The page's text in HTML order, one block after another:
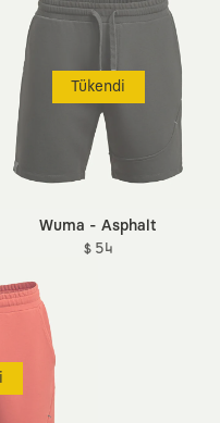
Tükendi
Wuma - Asphalt
$ 54